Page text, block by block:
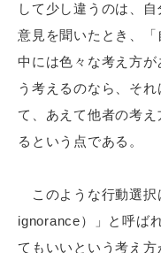
して少し違うのは、
意見を聞いたとき、
中には色々な考え方
う考えるのなら、そ
て、あえて他者の考
るという点である。
このような行動選択
ignorance）」と呼ば
てもいいという考え